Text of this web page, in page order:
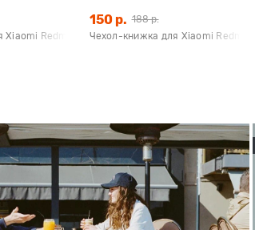
Redmi 4 (золотой), Redline
150 р. 188 р.
Чехол-книжка для Xiaomi Redmi